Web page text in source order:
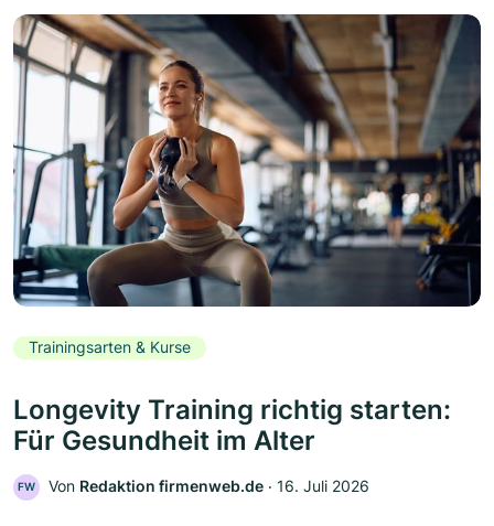
Trainingsarten & Kurse
Longevity Training richtig starten:
Für Gesundheit im Alter
FW Von Redaktion firmenweb.de ‧ 16. Juli 2026